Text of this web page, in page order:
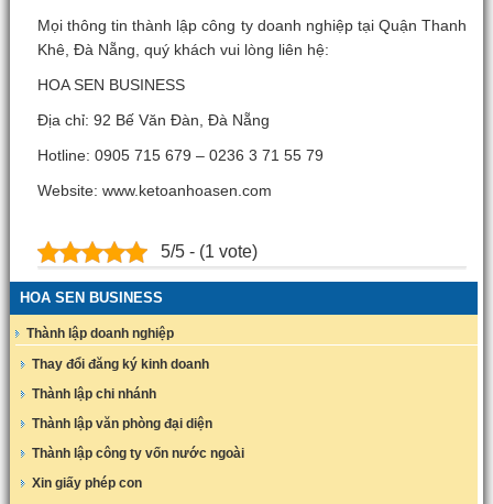
Mọi thông tin thành lập công ty doanh nghiệp tại Quận Thanh
Khê, Đà Nẵng, quý khách vui lòng liên hệ:
HOA SEN BUSINESS
Địa chỉ: 92 Bế Văn Đàn, Đà Nẵng
Hotline: 0905 715 679 – 0236 3 71 55 79
Website: www.ketoanhoasen.com
5/5 - (1 vote)
HOA SEN BUSINESS
Thành lập doanh nghiệp
Thay đổi đăng ký kinh doanh
Thành lập chi nhánh
Thành lập văn phòng đại diện
Thành lập công ty vốn nước ngoài
Xin giấy phép con